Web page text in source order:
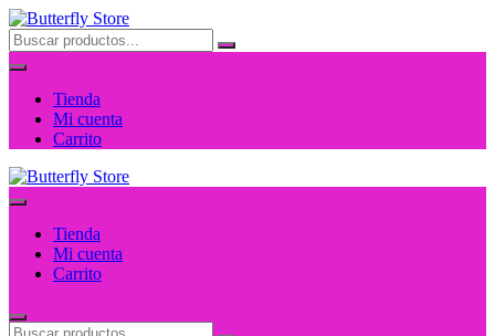
Saltar
al
contenido
Tienda
Mi cuenta
Carrito
Tienda
Mi cuenta
Carrito